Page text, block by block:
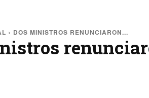
DOS MINISTROS RENUNCIARON...